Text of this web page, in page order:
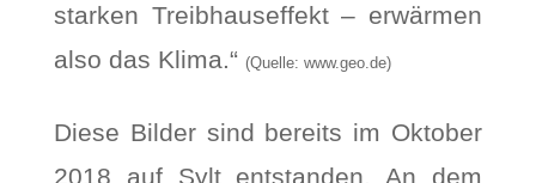
starken Treibhauseffekt – erwärmen
also das Klima.“ (Quelle: www.geo.de)
Diese Bilder sind bereits im Oktober
2018 auf Sylt entstanden. An dem